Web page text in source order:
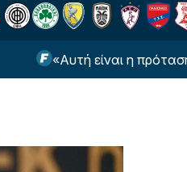
«Αυτή είναι η πρόταση του